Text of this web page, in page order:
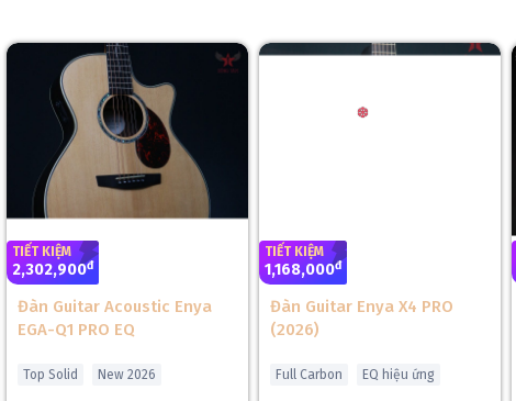
TIẾT KIỆM
2,302,900đ
Đàn Guitar Acoustic Enya
EGA-Q1 PRO EQ
Top Solid New 2026
TIẾT KIỆM
1,168,000đ
Đàn Guitar Enya X4 PRO
(2026)
Full Carbon EQ hiệu ứng